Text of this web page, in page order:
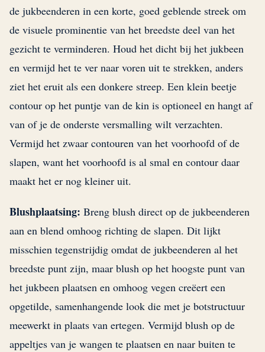
de jukbeenderen in een korte, goed geblende streek om
de visuele prominentie van het breedste deel van het
gezicht te verminderen. Houd het dicht bij het jukbeen
en vermijd het te ver naar voren uit te strekken, anders
ziet het eruit als een donkere streep. Een klein beetje
contour op het puntje van de kin is optioneel en hangt af
van of je de onderste versmalling wilt verzachten.
Vermijd het zwaar contouren van het voorhoofd of de
slapen, want het voorhoofd is al smal en contour daar
maakt het er nog kleiner uit.
Blushplaatsing: Breng blush direct op de jukbeenderen
aan en blend omhoog richting de slapen. Dit lijkt
misschien tegenstrijdig omdat de jukbeenderen al het
breedste punt zijn, maar blush op het hoogste punt van
het jukbeen plaatsen en omhoog vegen creëert een
opgetilde, samenhangende look die met je botstructuur
meewerkt in plaats van ertegen. Vermijd blush op de
appeltjes van je wangen te plaatsen en naar buiten te